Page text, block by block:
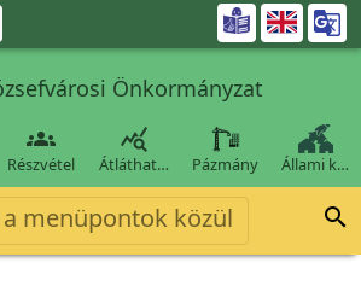

Önkormányzat

Részvétel

Átláthat… Pázmány Állami k…
a menüpontok közül 